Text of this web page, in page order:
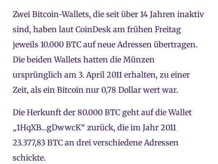
Zwei Bitcoin-Wallets, die seit über 14 Jahren inaktiv
sind, haben laut CoinDesk am frühen Freitag
jeweils 10.000 BTC auf neue Adressen übertragen.
Die beiden Wallets hatten die Münzen
ursprünglich am 3. April 2011 erhalten, zu einer
Zeit, als ein Bitcoin nur 0,78 Dollar wert war.
Die Herkunft der 80.000 BTC geht auf dieWallet
„1HqXB…gDwwcK“ zurück, die im Jahr 2011
23.377,83 BTC an drei verschiedene Adressen
schickte.